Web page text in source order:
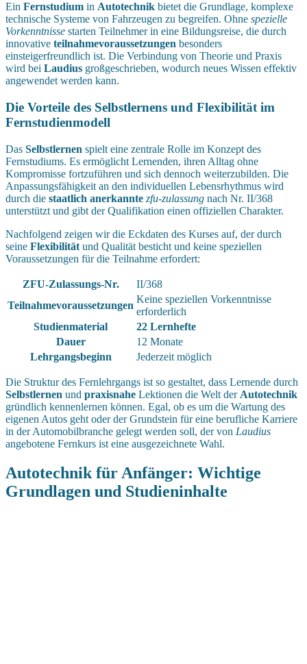
Ein Fernstudium in Autotechnik bietet die Grundlage, komplexe
technische Systeme von Fahrzeugen zu begreifen. Ohne spezielle
Vorkenntnisse starten Teilnehmer in eine Bildungsreise, die durch
innovative teilnahmevoraussetzungen besonders
einsteigerfreundlich ist. Die Verbindung von Theorie und Praxis
wird bei Laudius großgeschrieben, wodurch neues Wissen effektiv
angewendet werden kann.
Die Vorteile des Selbstlernens und Flexibilität im
Fernstudienmodell
Das Selbstlernen spielt eine zentrale Rolle im Konzept des
Fernstudiums. Es ermöglicht Lernenden, ihren Alltag ohne
Kompromisse fortzuführen und sich dennoch weiterzubilden. Die
Anpassungsfähigkeit an den individuellen Lebensrhythmus wird
durch die staatlich anerkannte zfu-zulassung nach Nr. II/368
unterstützt und gibt der Qualifikation einen offiziellen Charakter.
Nachfolgend zeigen wir die Eckdaten des Kurses auf, der durch
seine Flexibilität und Qualität besticht und keine speziellen
Voraussetzungen für die Teilnahme erfordert:
ZFU-Zulassungs-Nr.
II/368
Teilnahmevoraussetzungen
Keine speziellen Vorkenntnisse
erforderlich
Studienmaterial
22 Lernhefte
Dauer
12 Monate
Lehrgangsbeginn
Jederzeit möglich
Die Struktur des Fernlehrgangs ist so gestaltet, dass Lernende durch
Selbstlernen und praxisnahe Lektionen die Welt der Autotechnik
gründlich kennenlernen können. Egal, ob es um die Wartung des
eigenen Autos geht oder der Grundstein für eine berufliche Karriere
in der Automobilbranche gelegt werden soll, der von Laudius
angebotene Fernkurs ist eine ausgezeichnete Wahl.
Autotechnik für Anfänger: Wichtige
Grundlagen und Studieninhalte